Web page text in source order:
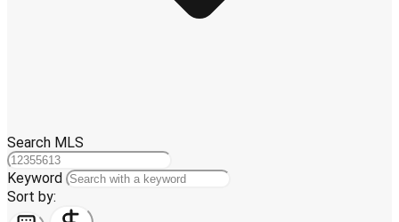
Search MLS
Keyword
Sort by: